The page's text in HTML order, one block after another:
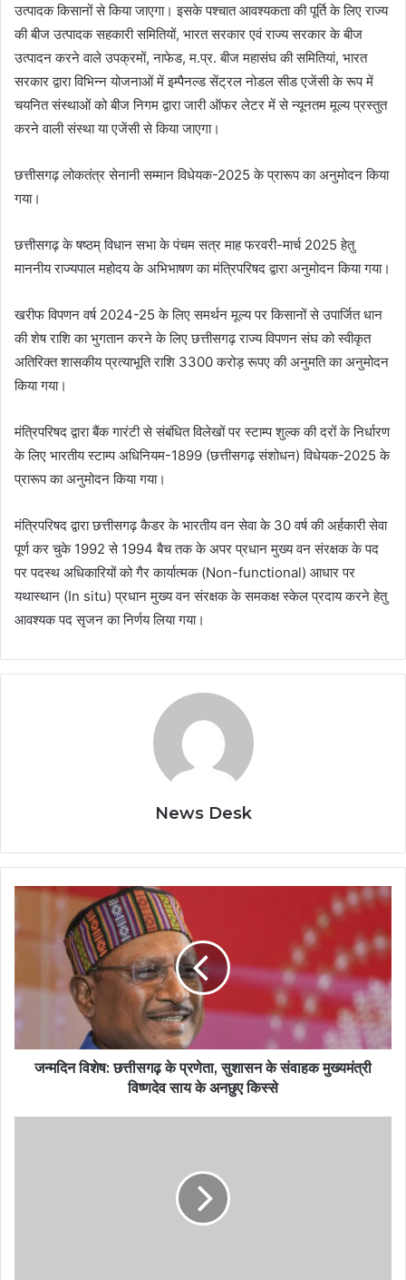
उत्पादक किसानों से किया जाएगा। इसके पश्चात आवश्यकता की पूर्ति के लिए राज्य
की बीज उत्पादक सहकारी समितियों, भारत सरकार एवं राज्य सरकार के बीज
उत्पादन करने वाले उपक्रमों, नाफेड, म.प्र. बीज महासंघ की समितियां, भारत
सरकार द्वारा विभिन्न योजनाओं में इम्पैनल्ड सेंट्रल नोडल सीड एजेंसी के रूप में
चयनित संस्थाओं को बीज निगम द्वारा जारी ऑफर लेटर में से न्यूनतम मूल्य प्रस्तुत
करने वाली संस्था या एजेंसी से किया जाएगा।
छत्तीसगढ़ लोकतंत्र सेनानी सम्मान विधेयक-2025 के प्रारूप का अनुमोदन किया
गया।
छत्तीसगढ़ के षष्ठम् विधान सभा के पंचम सत्र माह फरवरी-मार्च 2025 हेतु
माननीय राज्यपाल महोदय के अभिभाषण का मंत्रिपरिषद द्वारा अनुमोदन किया गया।
खरीफ विपणन वर्ष 2024-25 के लिए समर्थन मूल्य पर किसानों से उपार्जित धान
की शेष राशि का भुगतान करने के लिए छत्तीसगढ़ राज्य विपणन संघ को स्वीकृत
अतिरिक्त शासकीय प्रत्याभूति राशि 3300 करोड़ रूपए की अनुमति का अनुमोदन
किया गया।
मंत्रिपरिषद द्वारा बैंक गारंटी से संबंधित विलेखों पर स्टाम्प शुल्क की दरों के निर्धारण
के लिए भारतीय स्टाम्प अधिनियम-1899 (छत्तीसगढ़ संशोधन) विधेयक-2025 के
प्रारूप का अनुमोदन किया गया।
मंत्रिपरिषद द्वारा छत्तीसगढ़ कैडर के भारतीय वन सेवा के 30 वर्ष की अर्हकारी सेवा
पूर्ण कर चुके 1992 से 1994 बैच तक के अपर प्रधान मुख्य वन संरक्षक के पद
पर पदस्थ अधिकारियों को गैर कार्यात्मक (Non-functional) आधार पर
यथास्थान (In situ) प्रधान मुख्य वन संरक्षक के समकक्ष स्केल प्रदाय करने हेतु
आवश्यक पद सृजन का निर्णय लिया गया।
News Desk
जन्मदिन विशेष: छत्तीसगढ़ के प्रणेता, सुशासन के संवाहक मुख्यमंत्री
विष्णदेव साय के अनछुए किस्से